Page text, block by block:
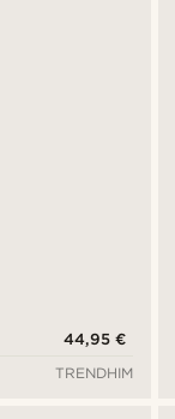
44,95 €
TRENDHIM